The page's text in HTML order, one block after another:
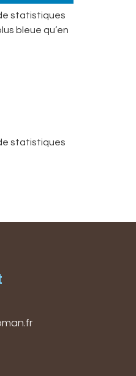
statistiques
bleue qu’en
statistiques